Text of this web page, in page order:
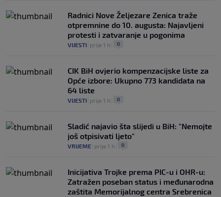
Radnici Nove Željezare Zenica traže
otpremnine do 10. augusta: Najavljeni
protesti i zatvaranje u pogonima
VIJESTI prije 1 h 0
CIK BiH ovjerio kompenzacijske liste za
Opće izbore: Ukupno 773 kandidata na
64 liste
VIJESTI prije 1 h 0
Sladić najavio šta slijedi u BiH: "Nemojte
još otpisivati ljeto"
VRIJEME prije 1 h 0
Inicijativa Trojke prema PIC-u i OHR-u:
Zatražen poseban status i međunarodna
zaštita Memorijalnog centra Srebrenica